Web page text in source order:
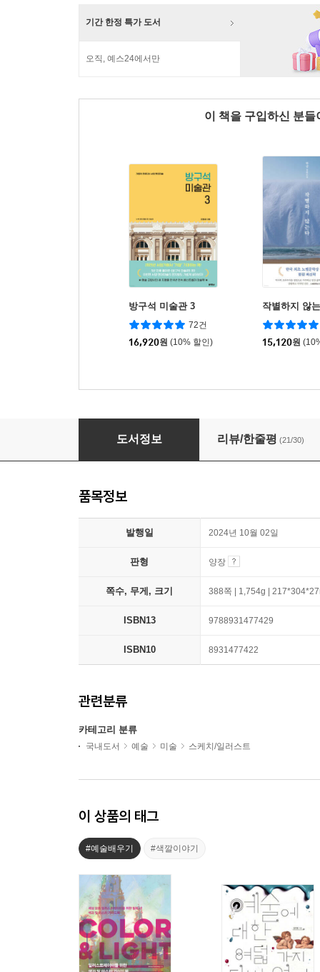
기간 한정 특가 도서
오직, 예스24에서만
이 책을 구입하신 분
방구석 미술관 3
72건
16,920원 (10% 할인)
작별하지 않
15,120원
일러스트레이터를 위한 색과 빛 마스터 가이드
도서정보 리뷰/한줄평 (21/30)
품목정보
발행일 2024년 10월 02일
판형 양장
쪽수, 무게, 크기 388쪽 | 1,754g |
ISBN13 9788931477429
ISBN10 8931477422
관련분류
카테고리 분류
국내도서 예술 미술 스케치/일러스트
이 상품의 태그
#예술배우기 #색깔이야기